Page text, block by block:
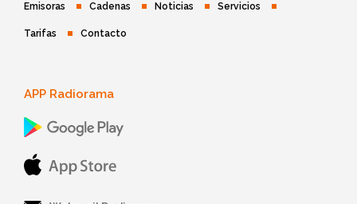
Emisoras Cadenas Noticias Servicios
Tarifas Contacto
APP Radiorama